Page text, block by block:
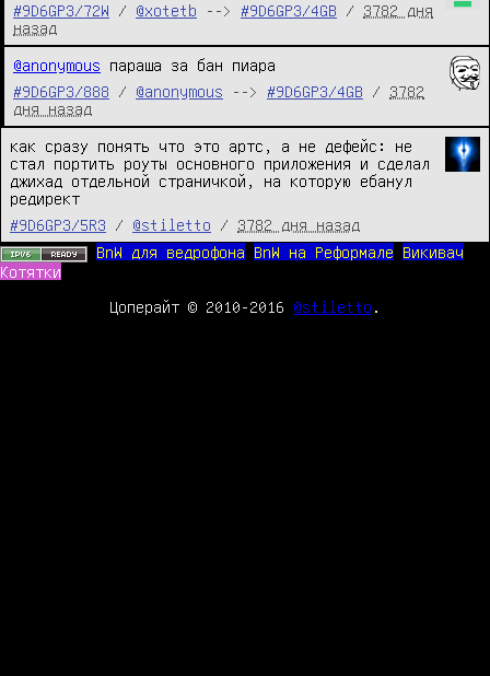
#9D6GP3/72W
/ @xotetb --> #9D6GP3/4GB / 3782 дня
назад
@anonymous параша за бан пиара
#9D6GP3/888
/ @anonymous --> #9D6GP3/4GB / 3782
дня назад
как сразу понять что это артс, а не дефейс: не
стал портить роуты основного приложения и сделал
джихад отдельной страничкой, на которую ебанул
редирект
#9D6GP3/5R3
/ @stiletto / 3782 дня назад
BnW для ведрофона
BnW на Реформале
Викивач
Котятки
Цоперайт © 2010-2016 @stiletto